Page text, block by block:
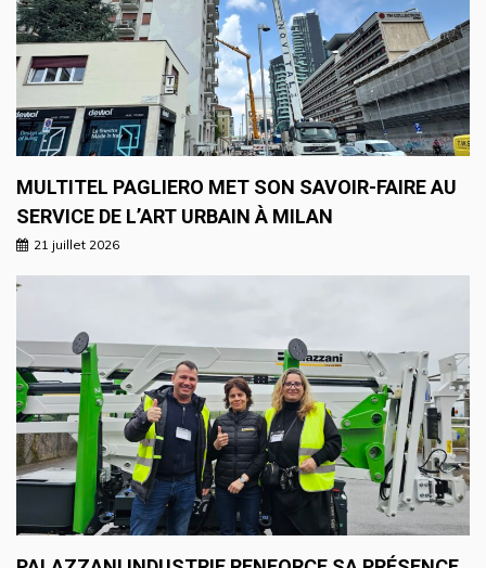
MULTITEL PAGLIERO MET SON SAVOIR-FAIRE AU
SERVICE DE L’ART URBAIN À MILAN
21 juillet 2026